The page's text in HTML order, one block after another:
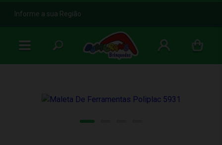
b
Informe a sua Região